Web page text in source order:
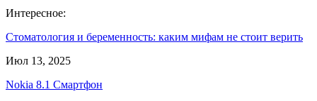
Интересное:
Стоматология и беременность: каким мифам не стоит верить
Июл 13, 2025
Nokia 8.1 Смартфон